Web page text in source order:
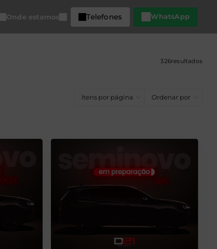
Onde estamos Telefones WhatsApp
326resultados